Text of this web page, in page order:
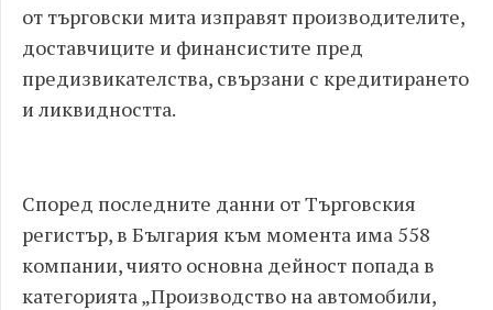
от търговски мита изправят производителите,
доставчиците и финансистите пред
предизвикателства, свързани с кредитирането
и ликвидността.
Според последните данни от Търговския
регистър, в България към момента има 558
компании, чиято основна дейност попада в
категорията „Производство на автомобили,